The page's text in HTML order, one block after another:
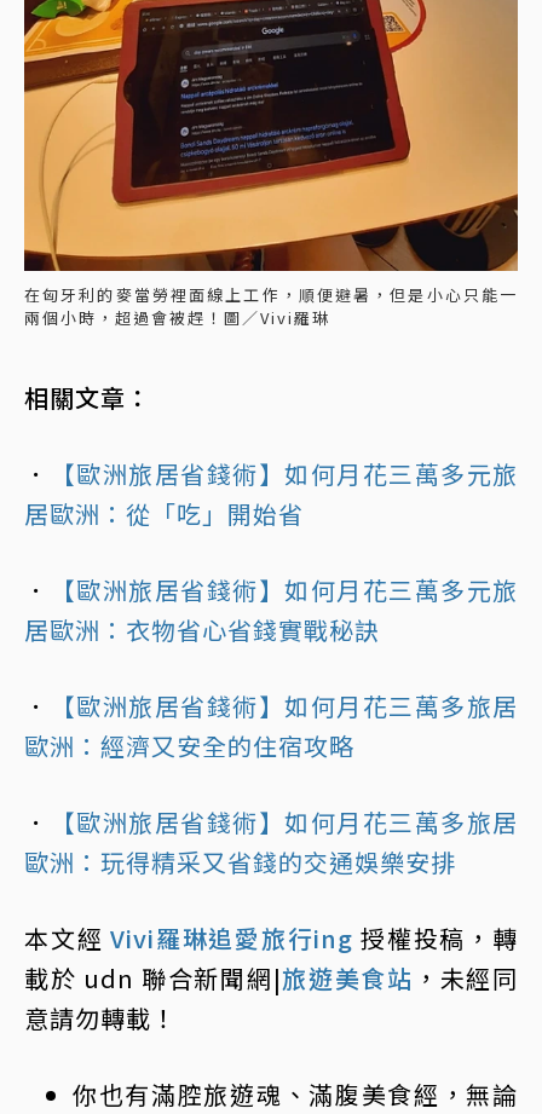
在匈牙利的麥當勞裡面線上工作，順便避暑，但是小心只能一
兩個小時，超過會被趕！圖／Vivi羅琳
相關文章：
．
【歐洲旅居省錢術】如何月花三萬多元旅
居歐洲：從「吃」開始省
．
【歐洲旅居省錢術】如何月花三萬多元旅
居歐洲：衣物省心省錢實戰秘訣
．
【歐洲旅居省錢術】如何月花三萬多旅居
歐洲：經濟又安全的住宿攻略
．
【歐洲旅居省錢術】如何月花三萬多旅居
歐洲：玩得精采又省錢的交通娛樂安排
本文經Vivi羅琳追愛旅行ing 授權投稿，轉
載於 udn 聯合新聞網|旅遊美食站 ，未經同
意請勿轉載！
你也有滿腔旅遊魂、滿腹美食經，無論